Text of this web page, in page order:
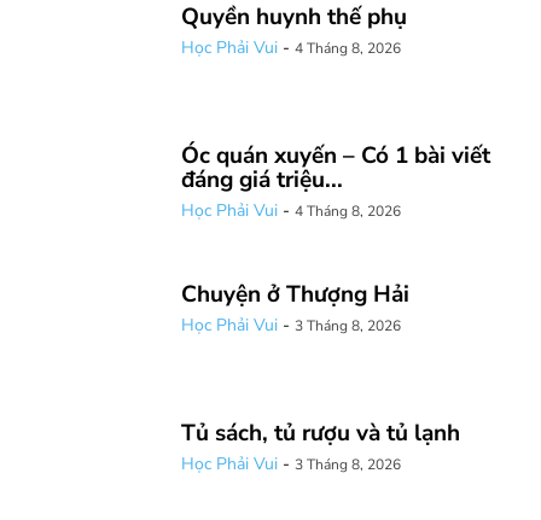
Quyền huynh thế phụ
Học Phải Vui - 4 Tháng 8, 2026
Óc quán xuyến – Có 1 bài viết
đáng giá triệu...
Học Phải Vui - 4 Tháng 8, 2026
Chuyện ở Thượng Hải
Học Phải Vui - 3 Tháng 8, 2026
Tủ sách, tủ rượu và tủ lạnh
Học Phải Vui - 3 Tháng 8, 2026